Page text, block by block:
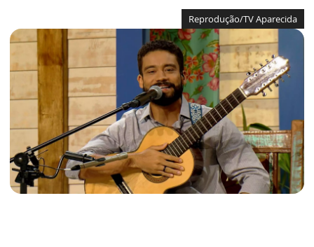
Reprodução/TV Aparecida